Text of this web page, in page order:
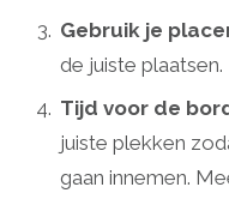
Gebruik je
de juiste plaatsen.
Tijd voor de
juiste plekken
gaan innemen.